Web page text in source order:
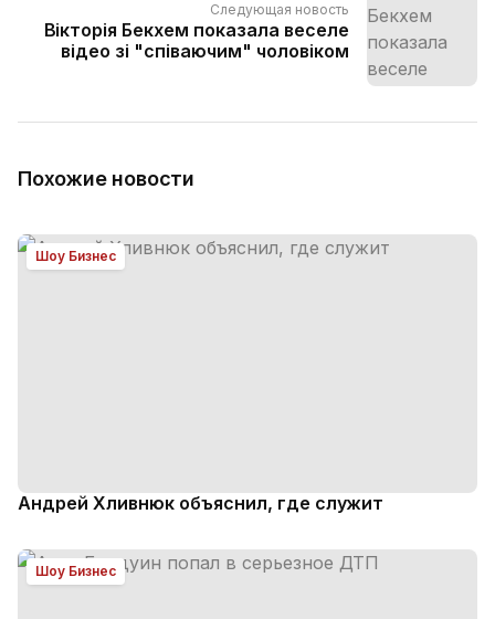
Следующая новость
Вікторія Бекхем показала веселе
відео зі "співаючим" чоловіком
Похожие новости
Шоу Бизнес
Андрей Хливнюк объяснил, где служит
Шоу Бизнес